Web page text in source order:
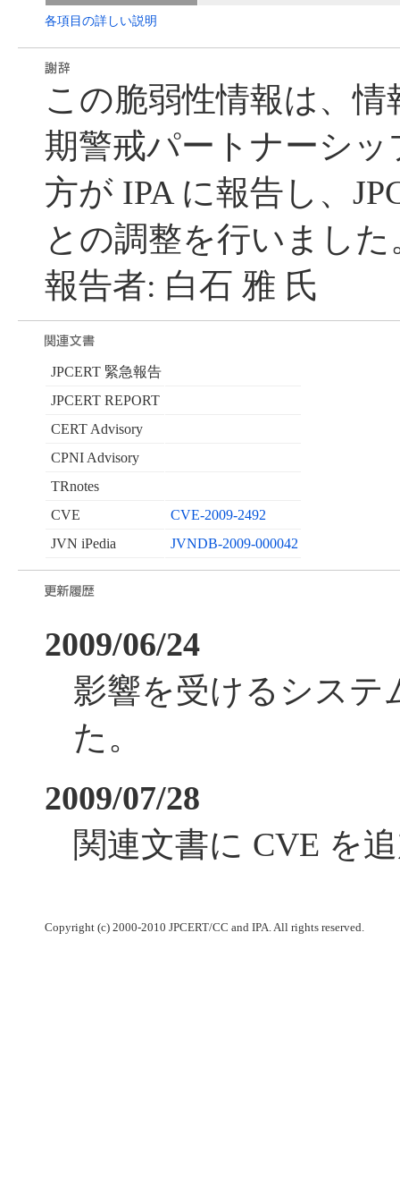
各項目の詳しい説明
この脆弱性情報は、
期警戒パートナーシ
方が IPA に報告し、
との調整を行いました
報告者: 白石 雅 氏
JPCERT 緊急報告
JPCERT REPORT
CERT Advisory
CPNI Advisory
TRnotes
CVE
CVE-2009-2492
JVN iPedia
JVNDB-2009-000042
2009/06/24
影響を受けるシステ
た。
2009/07/28
関連文書に CVE を
Copyright (c) 2000-2010 JPCERT/CC and IPA. All rights reserved.